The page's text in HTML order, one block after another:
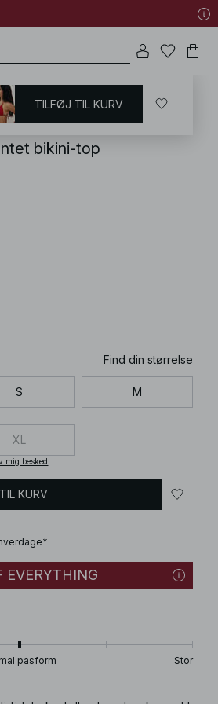
overdele / Trekants-bikinier
bikini-top
Find din størrelse
S M
XL
mig besked
KURV
EVERYTHING
pasform Stor
TILFØJ TIL KURV